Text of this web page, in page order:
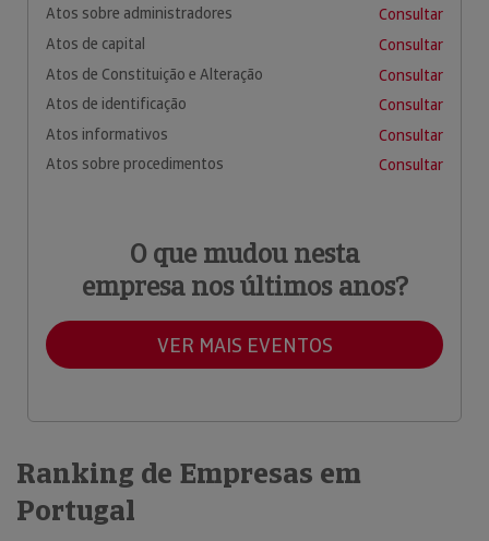
Atos sobre administradores
Consultar
Atos de capital
Consultar
Atos de Constituição e Alteração
Consultar
Atos de identificação
Consultar
Atos informativos
Consultar
Atos sobre procedimentos
Consultar
O que mudou nesta
empresa nos últimos anos?
VER MAIS EVENTOS
Ranking de Empresas em
Portugal